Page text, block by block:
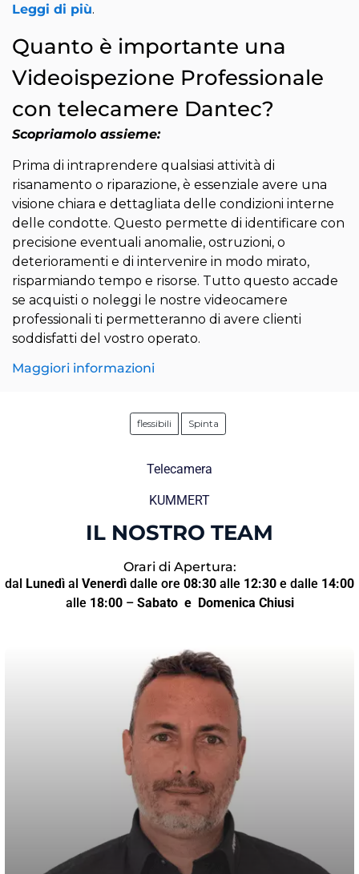
Leggi di più.
Quanto è importante una
Videoispezione Professionale
con telecamere Dantec?
Scopriamolo assieme:
Prima di intraprendere qualsiasi attività di
risanamento o riparazione, è essenziale avere una
visione chiara e dettagliata delle condizioni interne
delle condotte. Questo permette di identificare con
precisione eventuali anomalie, ostruzioni, o
deterioramenti e di intervenire in modo mirato,
risparmiando tempo e risorse. Tutto questo accade
se acquisti o noleggi le nostre videocamere
professionali ti permetteranno di avere clienti
soddisfatti del vostro operato.
Maggiori informazioni
flessibili Spinta
Telecamera
KUMMERT
IL NOSTRO TEAM
Orari di Apertura:
dal Lunedì al Venerdì dalle ore 08:30 alle 12:30 e dalle 14:00
alle 18:00– Sabato e Domenica Chiusi